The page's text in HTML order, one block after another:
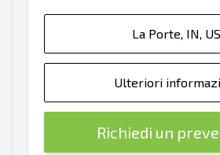
La Porte, IN, US
Ulteriori
Richiedi un